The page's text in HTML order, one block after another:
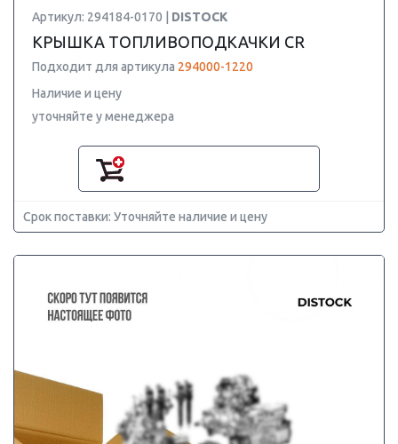
Артикул: 294184-0170 | DISTOCK
КРЫШКА ТОПЛИВОПОДКАЧКИ CR
Подходит для артикула 294000-1220
Наличие и цену
уточняйте у менеджера
Срок поставки: Уточняйте наличие и цену